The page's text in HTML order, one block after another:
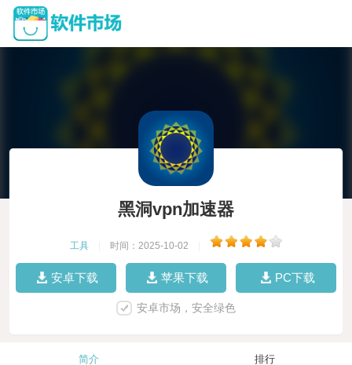
黑洞vpn加速器
工具 时间：2025-10-02
安卓下载 苹果下载 PC下载
安卓市场，安全绿色
简介 排行